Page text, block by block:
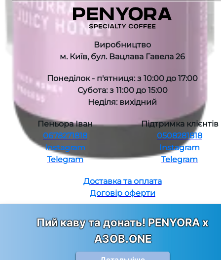
Виробництво
м. Київ, бул. Вацлава Гавела 26
Понеділок - п'ятниця: з 10:00 до 17:00
Субота: з 11:00 до 15:00
Неділя: вихідний
Пеньора Іван
0678271818
Instagram
Telegram
Підтримка клієнтів
0508281818
Instagram
Telegram
Доставка та оплата
Договір оферти